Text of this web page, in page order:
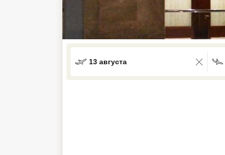
13 августа
Большой Сочи